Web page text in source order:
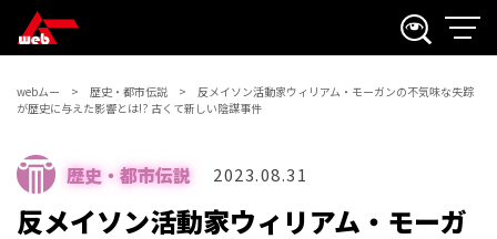
webムー 歴史・都市伝説
反メイソン活動家ウィリアム・モーガンの不気味な失踪
が歴史に与えた影響とは!? 古くて新しい陰謀事件
歴史・都市伝説 2023.08.31
反メイソン活動家ウィリアム・モーガ